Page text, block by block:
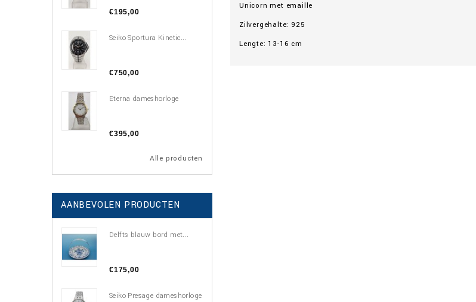
€195,00
Seiko Sportura Kinetic...
€750,00
Eterna dameshorloge
€395,00
Alle producten
AANBEVOLEN PRODUCTEN
Delfts blauw bord met...
€175,00
Seiko Presage dameshorloge
Unicorn met emaille
Zilvergehalte: 925
Lengte: 13-16 cm